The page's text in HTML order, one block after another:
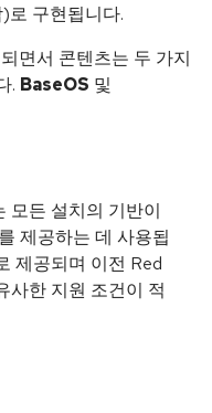
로 구현됩니다.
면서 콘텐츠는 두 가지
. BaseOS 및
모든 설치의 기반이
제공하는 데 사용됩
제공되며 이전 Red
사한 지원 조건이 적